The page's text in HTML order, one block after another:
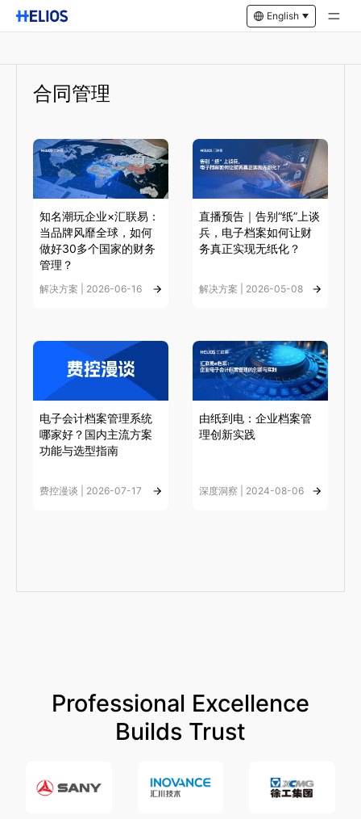
English
合同管理
知名潮玩企业×汇联易：
当品牌风靡全球，如何
做好30多个国家的财务
管理？
解决方案 | 2026-06-16
直播预告｜告别“纸”上谈
兵，电子档案如何让财
务真正实现无纸化？
解决方案 | 2026-05-08
电子会计档案管理系统
哪家好？国内主流方案
功能与选型指南
费控漫谈 | 2026-07-17
由纸到电：企业档案管
理创新实践
深度洞察 | 2024-08-06
Professional Excellence
Builds Trust